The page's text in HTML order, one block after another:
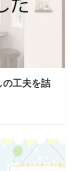
の工夫を詰